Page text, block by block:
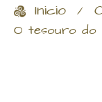
Inicio /
O tesouro do